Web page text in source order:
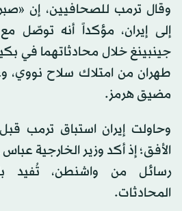
وقال ترمب للصحافيين، إن
إلى إيران، مؤكداً أنه توصّل
جينبينغ خلال محادثاتهما في
طهران من امتلاك سلاح نووي،
مضيق هرمز.
وحاولت إيران استباق ترمب
الأفق؛ إذ أكد وزير الخارجية
رسائل من واشنطن، تُفيد
المحادثات.